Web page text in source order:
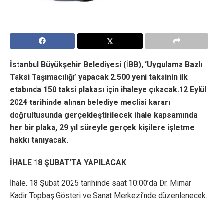
İstanbul Büyükşehir Belediyesi (İBB), ‘Uygulama Bazlı
Taksi Taşımacılığı’ yapacak 2.500 yeni taksinin ilk
etabında 150 taksi plakası için ihaleye çıkacak.12 Eylül
2024 tarihinde alınan belediye meclisi kararı
doğrultusunda gerçekleştirilecek ihale kapsamında
her bir plaka, 29 yıl süreyle gerçek kişilere işletme
hakkı tanıyacak.
İHALE 18 ŞUBAT’TA YAPILACAK
İhale, 18 Şubat 2025 tarihinde saat 10:00’da Dr. Mimar
Kadir Topbaş Gösteri ve Sanat Merkezi’nde düzenlenecek.